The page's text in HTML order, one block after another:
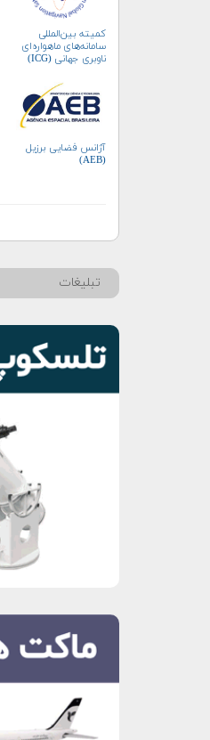
کمیته بین‌المللی
سامانه‌های ماهواره‌ای
ناوبری جهانی (ICG)
آژانس فضایی برزیل
(AEB)
تبلیغات